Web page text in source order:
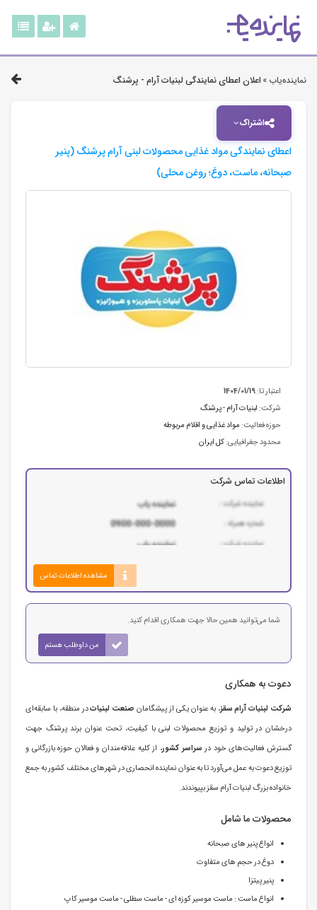
نماینده‌یاب » اعلان اعطای نمایندگی لبنیات آرام - پرشنگ
اشتراک
اعطای نمایندگی مواد غذایی محصولات لبنی آرام پرشنگ (پنیر
صبحانه، ماست، دوغ؛ روغن محلی)
اعتبار تا:1404/01/19
شرکت: لبنیات آرام - پرشنگ
حوزه فعالیت: مواد غذایی و اقلام مربوطه
محدود جغرافیایی:کل ایران
اطلاعات تماس شرکت
مشاهده اطلاعات تماس
شما می‌توانید همین حالا جهت همکاری اقدام کنید.
من داوطلب هستم
دعوت به همکاری
شرکت لبنیات آرام سقز، به عنوان یکی از پیشگامان صنعت لبنیاتدر منطقه، با سابقه‌ای
درخشان در تولید و توزیع محصولات لبنی با کیفیت، تحت عنوان برند پرشنگ جهت
گسترش فعالیت‌های خود در سراسر کشور، از کلیه علاقه‌مندان و فعالان حوزه بازرگانی و
توزیع دعوت به عمل می‌آورد تا به عنوان نماینده انحصاری در شهرهای مختلف کشور به جمع
خانواده بزرگ لبنیات آرام سقز بپیوندند.
محصولات ما شامل
انواع پنیر های صبحانه
دوغ در حجم های متفاوت
پنیر پیتزا
انواع ماست : ماست موسیر کوزه ای - ماست سطلی - ماست موسیر کاپ